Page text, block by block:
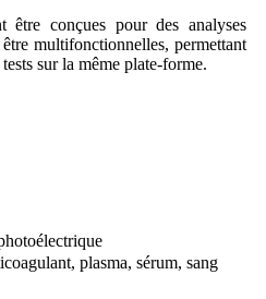
être conçues pour des analyses
multifonctionnelles, permettant
sur la même plate-forme.
plasma, sérum, sang